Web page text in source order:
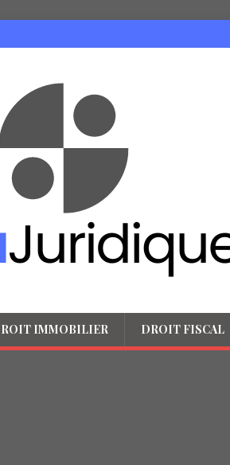
IMMOBILIER DROIT FISCAL